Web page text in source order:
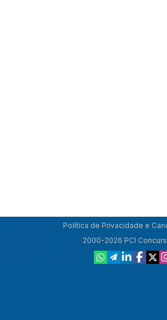
Política de Privacidade e
2000-2026 PCI